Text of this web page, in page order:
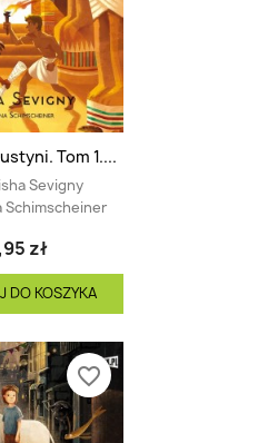
Tom 1....
Sevigny
Schimscheiner
zł
DO KOSZYKA
favorite_border